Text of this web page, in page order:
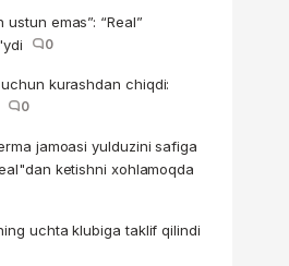
emas”: “Real”
0
uchun kurashdan chiqdi:
0
jamoasi yulduzini safiga
ketishni xohlamoqda
uchta klubiga taklif qilindi